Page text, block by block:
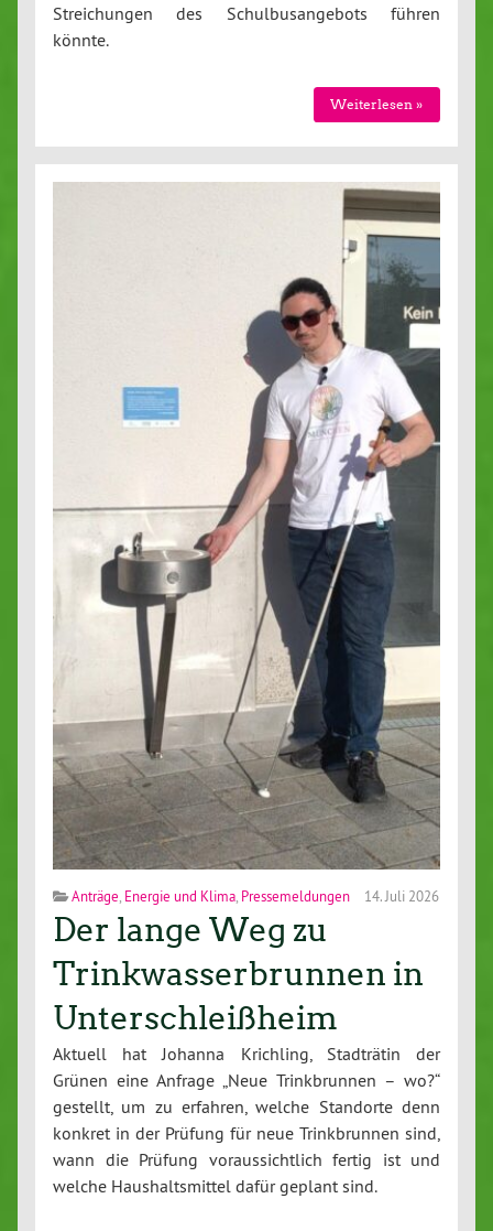
Streichungen des Schulbusangebots führen
könnte.
Weiterlesen »
Anträge, Energie und Klima, Pressemeldungen 14. Juli 2026
Der lange Weg zu
Trinkwasserbrunnen in
Unterschleißheim
Aktuell hat Johanna Krichling, Stadträtin der
Grünen eine Anfrage „Neue Trinkbrunnen – wo?“
gestellt, um zu erfahren, welche Standorte denn
konkret in der Prüfung für neue Trinkbrunnen sind,
wann die Prüfung voraussichtlich fertig ist und
welche Haushaltsmittel dafür geplant sind.